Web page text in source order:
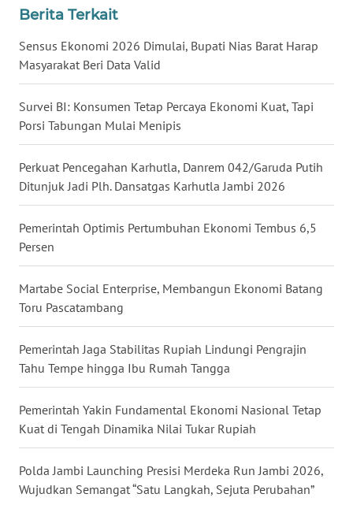
Berita Terkait
Sensus Ekonomi 2026 Dimulai, Bupati Nias Barat Harap
Masyarakat Beri Data Valid
Survei BI: Konsumen Tetap Percaya Ekonomi Kuat, Tapi
Porsi Tabungan Mulai Menipis
Perkuat Pencegahan Karhutla, Danrem 042/Garuda Putih
Ditunjuk Jadi Plh. Dansatgas Karhutla Jambi 2026
Pemerintah Optimis Pertumbuhan Ekonomi Tembus 6,5
Persen
Martabe Social Enterprise, Membangun Ekonomi Batang
Toru Pascatambang
Pemerintah Jaga Stabilitas Rupiah Lindungi Pengrajin
Tahu Tempe hingga Ibu Rumah Tangga
Pemerintah Yakin Fundamental Ekonomi Nasional Tetap
Kuat di Tengah Dinamika Nilai Tukar Rupiah
Polda Jambi Launching Presisi Merdeka Run Jambi 2026,
Wujudkan Semangat “Satu Langkah, Sejuta Perubahan”
SULUT
WN
MALUKU
WN
MALUT
WN
DAIRI
WN
TOBA
WN
NIAS
WN
LANGKAT
WN
TAPANULI
SELATAN
WN